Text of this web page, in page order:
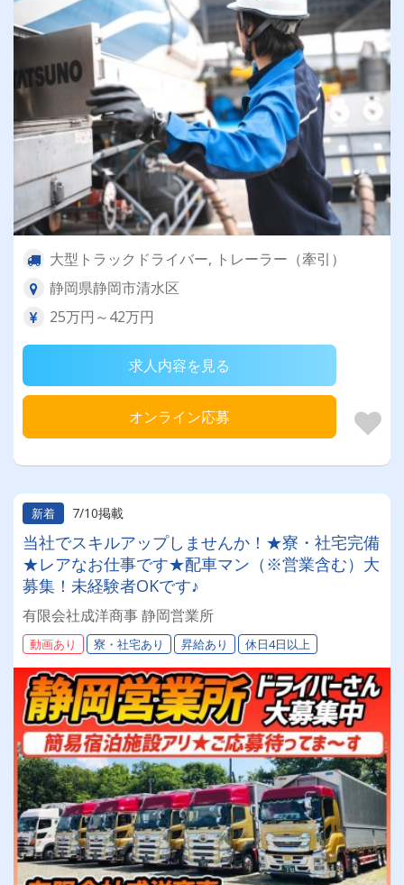
大型トラックドライバー, トレーラー（牽引）
静岡県静岡市清水区
25万円～42万円
求人内容を見る
オンライン応募
新着 7/10掲載
当社でスキルアップしませんか！★寮・社宅完備
★レアなお仕事です★配車マン（※営業含む）大
募集！未経験者OKです♪
有限会社成洋商事 静岡営業所
動画あり 寮・社宅あり 昇給あり 休日4日以上